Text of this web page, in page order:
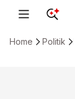
Home Politik